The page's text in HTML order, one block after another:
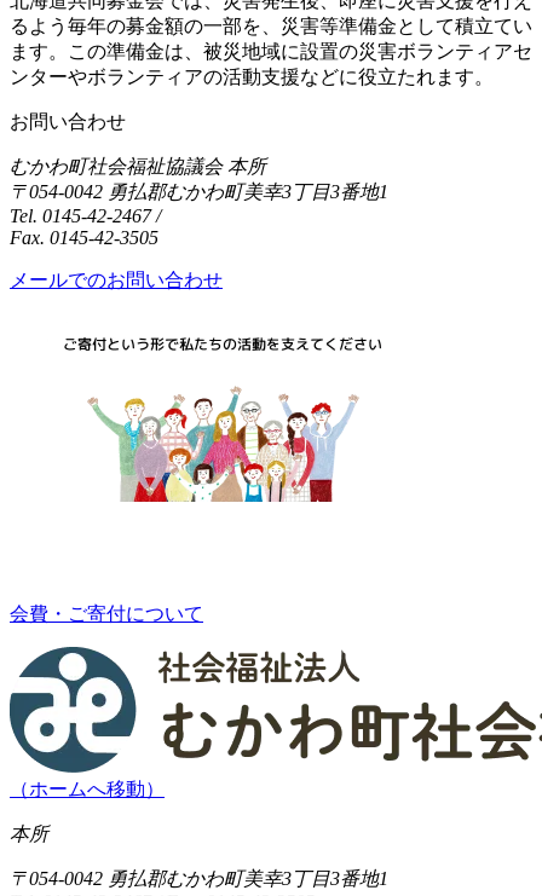
るよう毎年の募金額の一部を、災害等準備金として積立てい
ます。この準備金は、被災地域に設置の災害ボランティアセ
ンターやボランティアの活動支援などに役立たれます。
お問い合わせ
むかわ町社会福祉協議会 本所
〒054-0042 勇払郡むかわ町美幸3丁目3番地1
Tel. 0145-42-2467 /
Fax. 0145-42-3505
メールでのお問い合わせ
会費・ご寄付について
（ホームへ移動）
本所
〒054-0042 勇払郡むかわ町美幸3丁目3番地1